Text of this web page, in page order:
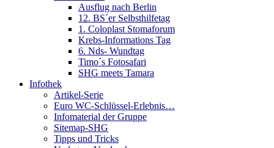
Ausflug nach Berlin
12. BS´er Selbsthilfetag
1. Coloplast Stomaforum
Krebs-Informations Tag
6. Nds- Wundtag
Timo´s Fotosafari
SHG meets Tamara
Infothek
Artikel-Serie
Euro WC-Schlüssel-Erlebnis…
Infomaterial der Gruppe
Sitemap-SHG
Tipps und Tricks